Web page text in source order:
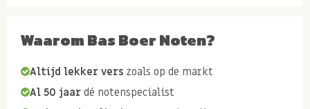
Waarom Bas Boer Noten?
Altijd lekker vers zoals op de markt
Al 50 jaar dé notenspecialist